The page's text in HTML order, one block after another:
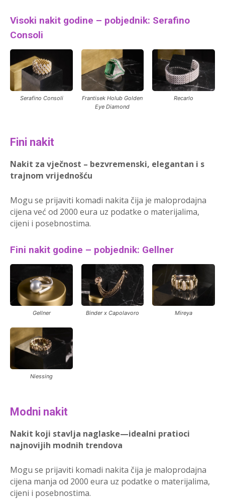
Visoki nakit godine – pobjednik: Serafino
Consoli
Serafino Consoli
Frantisek Holub Golden
Eye Diamond
Recarlo
Fini nakit
Nakit za vječnost – bezvremenski, elegantan i s
trajnom vrijednošću
Mogu se prijaviti komadi nakita čija je maloprodajna
cijena već od 2000 eura uz podatke o materijalima,
cijeni i posebnostima.
Fini nakit godine – pobjednik: Gellner
Gellner Binder x Capolavoro Mireya
Niessing
Modni nakit
Nakit koji stavlja naglaske—idealni pratioci
najnovijih modnih trendova
Mogu se prijaviti komadi nakita čija je maloprodajna
cijena manja od 2000 eura uz podatke o materijalima,
cijeni i posebnostima.